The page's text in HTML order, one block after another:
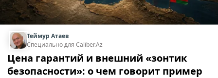
Теймур Атаев
Специально для Caliber.Az
Цена гарантий и внешний «зонтик
безопасности»: о чем говорит пример